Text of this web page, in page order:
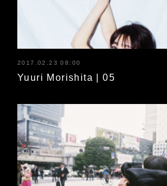
2017.02.23 08:00
Yuuri Morishita | 05